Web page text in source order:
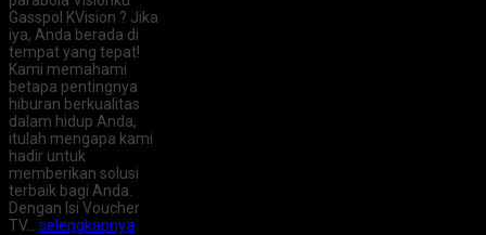
Gasspol KVision ? Jika
iya, Anda berada di
tempat yang tepat!
Kami memahami
betapa pentingnya
hiburan berkualitas
dalam hidup Anda,
itulah mengapa kami
hadir untuk
memberikan solusi
terbaik bagi Anda.
Dengan Isi Voucher
TV… selengkapnya